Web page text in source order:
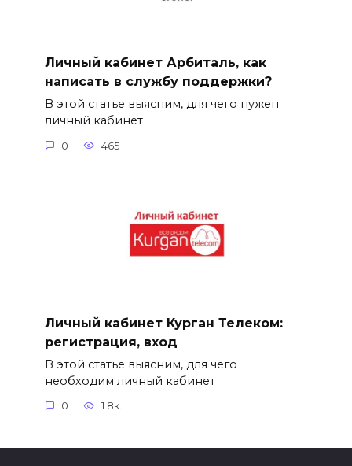
Личный кабинет Арбиталь, как
написать в службу поддержки?
В этой статье выясним, для чего нужен
личный кабинет
0 465
Личный кабинет Курган Телеком:
регистрация, вход
В этой статье выясним, для чего
необходим личный кабинет
0 1.8к.